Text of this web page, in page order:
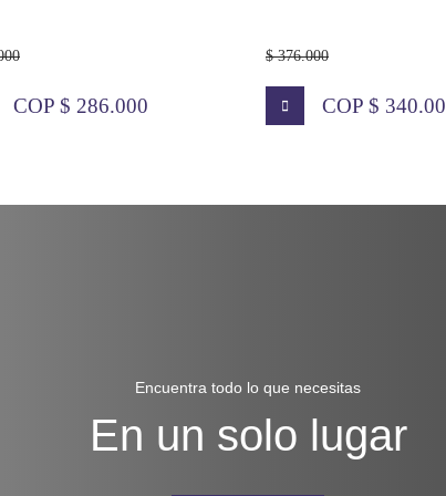
COP $ 340.000
$ 90.000
COP $ 70.000
Encuentra todo lo que necesitas
En un solo lugar